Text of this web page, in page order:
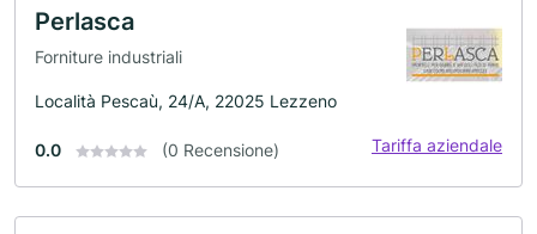
Perlasca
Forniture industriali
Località Pescaù, 24/A, 22025 Lezzeno
0.0 (0 Recensione) Tariffa aziendale